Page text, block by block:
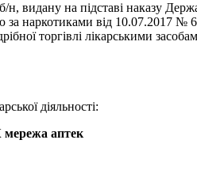
н, видану на підставі наказу
за наркотиками від 10.07.2017 №
торгівлі лікарськими
діяльності:
аптек